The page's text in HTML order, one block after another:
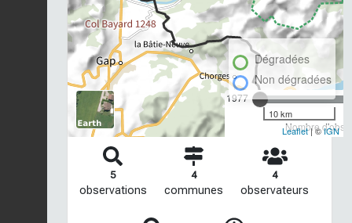
1977
Nombre
Dégradées
Non dégradées
10 km
Leaflet| ©IGN
5
observations
4
communes
4
observateurs